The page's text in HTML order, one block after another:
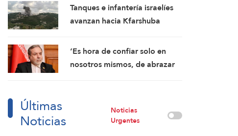
Tanques e infantería israelíes
avanzan hacia Kfarshuba
bombardea Nabatieh
‘Es hora de confiar solo en
nosotros mismos, de abrazar
Últimas
Noticias
Noticias
Urgentes